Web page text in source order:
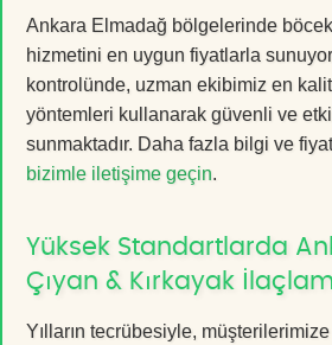
Ankara Elmadağ bölgelerinde
hizmetini en uygun fiyatlarla
kontrolünde, uzman ekibimiz en
yöntemleri kullanarak güvenli ve
sunmaktadır. Daha fazla bilgi ve
bizimle iletişime geçin.
Yüksek Standartlarda
Çıyan & Kırkayak
Yılların tecrübesiyle,